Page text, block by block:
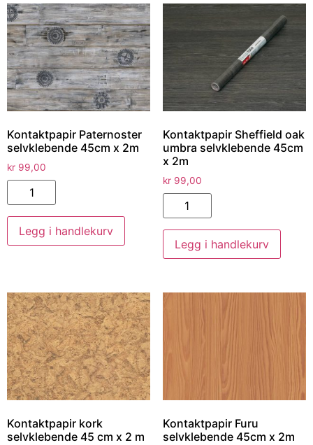
Kontaktpapir Paternoster
selvklebende 45cm x 2m
kr 99,00
Legg i handlekurv
Kontaktpapir Sheffield oak
umbra selvklebende 45cm
x 2m
kr99,00
Legg i handlekurv
Kontaktpapir kork
selvklebende 45 cm x 2 m
Kontaktpapir Furu
selvklebende 45cm x 2m